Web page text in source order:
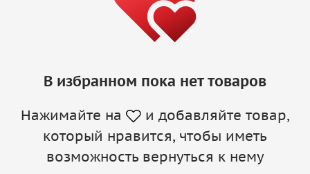
В избранном пока нет товаров
Нажимайте на
и добавляйте товар,
который нравится, чтобы иметь
возможность вернуться к нему